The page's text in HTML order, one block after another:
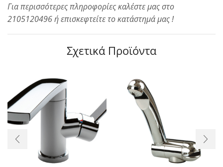
Για περισσότερες πληροφορίες καλέστε μας στο
2105120496 ή επισκεφτείτε το κατάστημά μας !
Σχετικά Προϊόντα